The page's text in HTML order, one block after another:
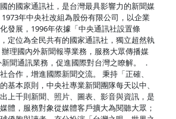
的國家通訊社，是台灣最具影響力的新聞媒
年中央社改組為股份有限公司，以企業
發展，1996年依據「中央通訊社設置條
定位為全民共有的國家通訊社，獨立超然執
理國內外新聞報導業務，服務大眾傳播媒
聞通訊業務，促進國際對台灣之瞭解。 ．
合作，增進國際新聞交流。 秉持「正確、
基本原則，中央社專業新聞團隊每天以中、
上千則新聞、照片、圖表、影音與資訊，是
體，服務對象從媒體客戶擴大為閱聽大眾；